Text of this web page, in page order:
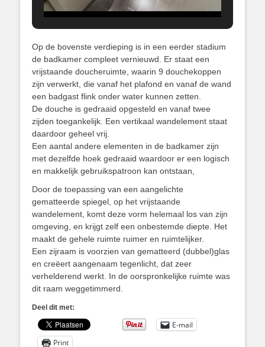
Op de bovenste verdieping is in een eerder stadium
de badkamer compleet vernieuwd. Er staat een
vrijstaande doucheruimte, waarin 9 douchekoppen
zijn verwerkt, die vanaf het plafond en vanaf de wand
een badgast flink onder water kunnen zetten.
De douche is gedraaid opgesteld en vanaf twee
zijden toegankelijk. Een vertikaal wandelement staat
daardoor geheel vrij.
Een aantal andere elementen in de badkamer zijn
met dezelfde hoek gedraaid waardoor er een logisch
en makkelijk gebruikspatroon kan ontstaan,
Door de toepassing van een aangelichte
gematteerde spiegel, op het vrijstaande
wandelement, komt deze vorm helemaal los van zijn
omgeving, en krijgt zelf een onbestemde diepte. Het
maakt de gehele ruimte ruimer en ruimtelijker.
Een zijraam is voorzien van gematteerd (dubbel)glas
en creëert aangenaam tegenlicht, dat zeer
verhelderend werkt. In de oorspronkelijke ruimte was
dit raam weggetimmerd.
Deel dit met:
E-mail
Print